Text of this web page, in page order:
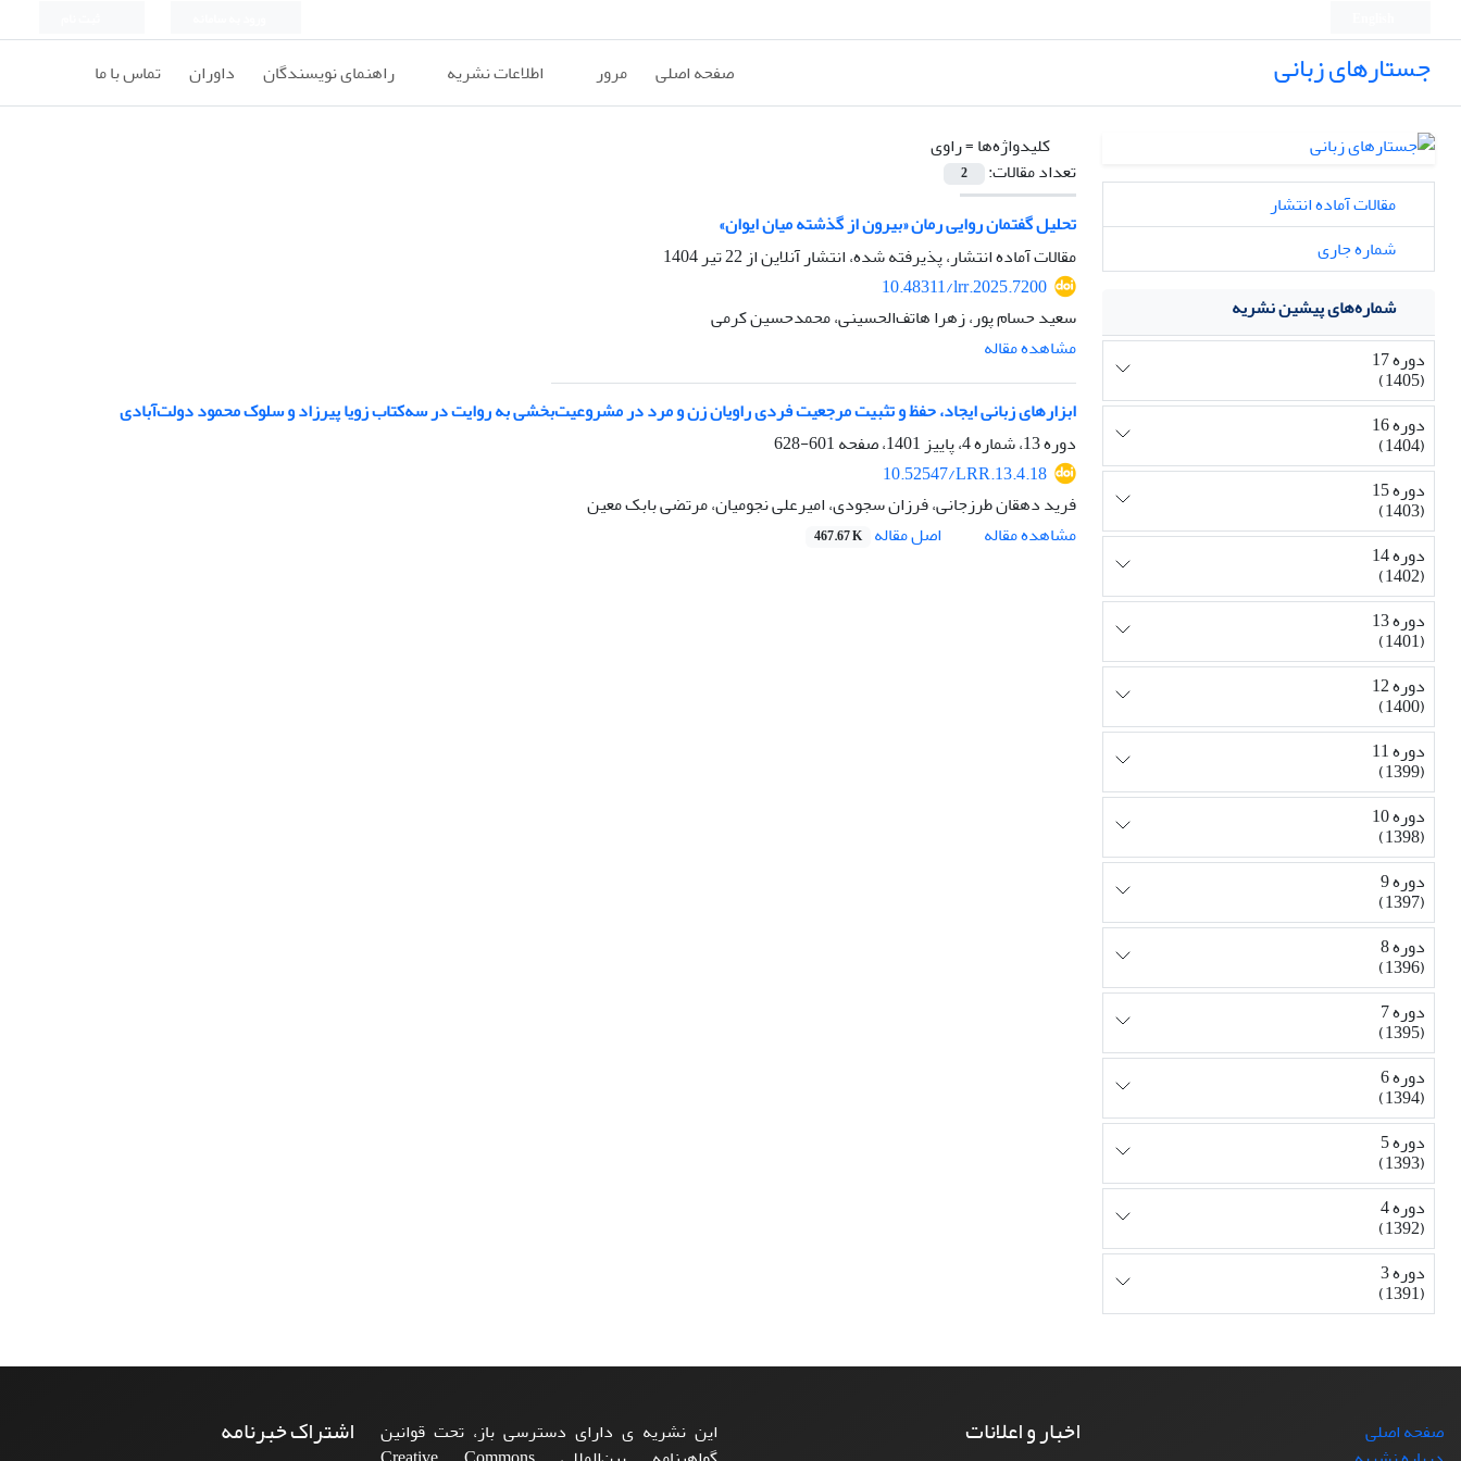
جستارهای زبانی صفحه اصلی مرور اطلاعات نشریه راهنمای نویسندگان داوران تماس با ما
کلیدواژه‌ها =راوی
تعداد مقالات:
2
تحلیل گفتمان روایی رمان «بیرون از گذشته میان ایوان»
مقالات آماده انتشار، پذیرفته شده، انتشار آنلاین از22 تیر 1404
10.48311/lrr.2025.7200
سعید حسام پور، زهرا هاتف‌الحسینی، محمدحسین کرمی
مشاهده مقاله
ابزارهای زبانی ایجاد، حفظ و تثبیت مرجعیت فردی راویان زن و مرد در مشروعیت‌بخشی به روایت در سه‌کتاب زویا پیرزاد و سلوک محمود دولت‌آبادی
دوره 13، شماره 4، پاییز 1401، صفحه
601-628
10.52547/LRR.13.4.18
فرید دهقان طرزجانی، فرزان سجودی، امیرعلی نجومیان، مرتضی بابک معین
مشاهده مقاله
اصل مقاله 467.67 K
مقالات آماده انتشار
شماره جاری
شماره‌های پیشین نشریه
دوره 17
(1405)
دوره 16
(1404)
دوره 15
(1403)
دوره 14
(1402)
دوره 13
(1401)
دوره 12
(1400)
دوره 11
(1399)
دوره 10
(1398)
دوره 9
(1397)
دوره 8
(1396)
دوره 7
(1395)
دوره 6
(1394)
دوره 5
(1393)
دوره 4
(1392)
دوره 3
(1391)
صفحه اصلی
اخبار و اعلانات
این نشریه ی دارای دسترسی باز، تحت قوانین
اشتراک خبرنامه